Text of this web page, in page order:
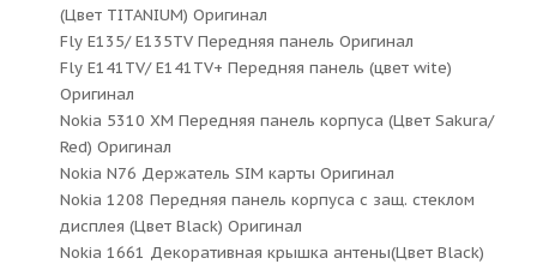
(Цвет TITANIUM) Оригинал
Fly E135/ E135TV Передняя панель Оригинал
Fly E141TV/ E141TV+ Передняя панель (цвет wite)
Оригинал
Nokia 5310 XM Передняя панель корпуса (Цвет Sakura/
Red) Оригинал
Nokia N76 Держатель SIM карты Оригинал
Nokia 1208 Передняя панель корпуса с защ. стеклом
дисплея (Цвет Black) Оригинал
Nokia 1661 Декоративная крышка антены(Цвет Black)